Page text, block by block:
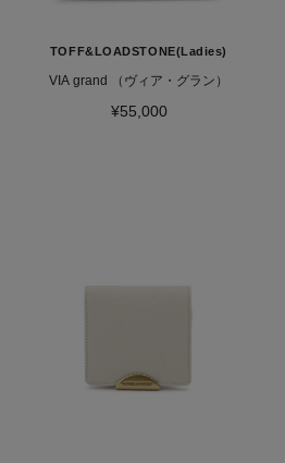
TOFF&LOADSTONE(Ladies)
VIA grand （ヴィア・グラン）
¥55,000